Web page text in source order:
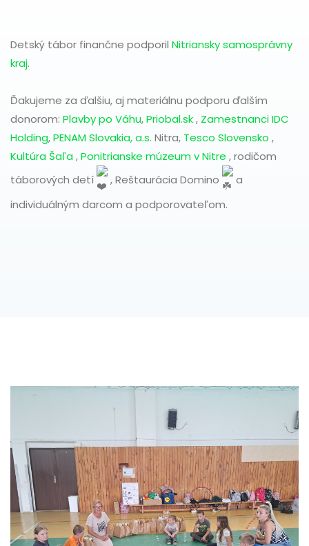
Detský tábor finančne podporil Nitriansky samosprávny
kraj.
Ďakujeme za ďalšiu, aj materiálnu podporu ďalším
donorom: Plavby po Váhu,Priobal.sk, Zamestnanci IDC
Holding,PENAM Slovakia, a.s. Nitra, Tesco Slovensko ,
Kultúra Šaľa,Ponitrianske múzeum v Nitre , rodičom
táborových detí
, Reštaurácia Domino
a
individuálným darcom a podporovateľom.